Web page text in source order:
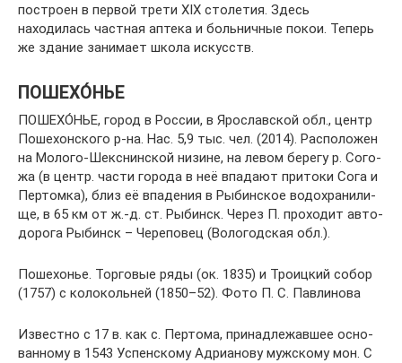
построен в первой трети XIX столетия. Здесь
находилась частная аптека и больничные покои. Теперь
же здание занимает школа искусств.
ПОШЕХО́НЬЕ
ПОШЕХО́НЬЕ, го­род в Рос­сии, в Яро­слав­ской обл., центр
По­ше­хон­ско­го р-на. Нас. 5,9 тыс. чел. (2014). Рас­по­ло­жен
на Мо­ло­го-Шекс­нин­ской ни­зи­не, на ле­вом бе­ре­гу р. Со­го­
жа (в центр. час­ти го­ро­да в неё впа­да­ют при­то­ки Со­га и
Пер­том­ка), близ её впа­де­ния в Ры­бин­ское во­до­хра­ни­ли­
ще, в 65 км от ж.-д. ст. Ры­бинск. Че­рез П. про­хо­дит ав­то­
до­ро­га Ры­бинск – Че­ре­по­вец (Во­ло­год­ская обл.).
Пошехонье. Торговые ряды (ок. 1835) и Троицкий собор
(1757) с колокольней (1850–52). Фото П. С. Павлинова
Из­вест­но с 17 в. как с. Пер­то­ма, при­над­ле­жав­шее ос­но­
ван­но­му в 1543 Ус­пен­ско­му Ад­риа­но­ву муж­ско­му мон. С